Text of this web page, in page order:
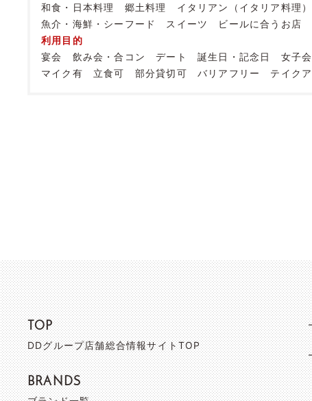
和食・日本料理
郷土料理 イタリアン（イタリア料理）
魚介・海鮮・シーフード
スイーツ ビールに合うお店
利用目的
宴会
飲み会・合コン デート 誕生日・記念日 女子
マイク有
立食可 部分貸切可 バリアフリー テイク
TOP
DDグループ店舗総合情報サイトTOP
BRANDS